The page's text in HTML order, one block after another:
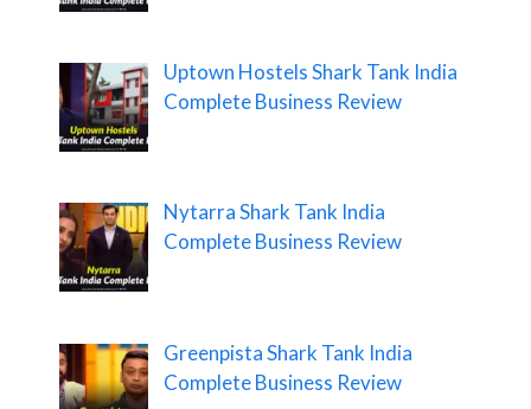
Uptown Hostels Shark Tank India
Complete Business Review
Nytarra Shark Tank India
Complete Business Review
Greenpista Shark Tank India
Complete Business Review